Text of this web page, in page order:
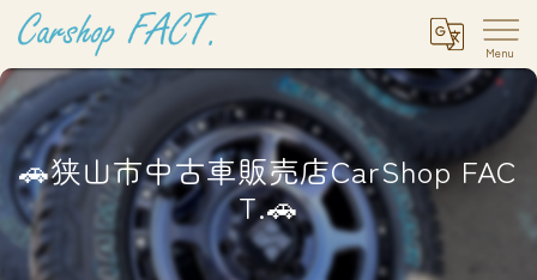
🚗狭山市中古車販売店CarShop FAC
T.🚗